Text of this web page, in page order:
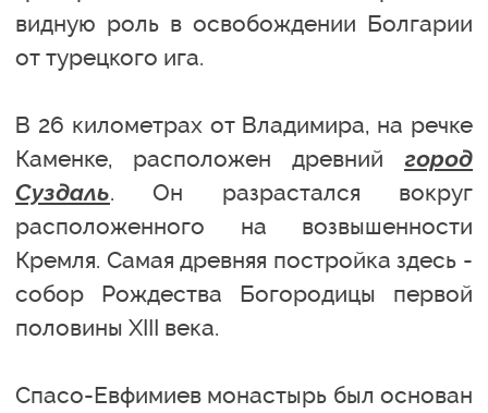
видную роль в освобождении Болгарии
от турецкого ига.
В 26 километрах от Владимира, на речке
Каменке, расположен древний город
Суздаль. Он разрастался вокруг
расположенного на возвышенности
Кремля. Самая древняя постройка здесь -
собор Рождества Богородицы первой
половины XIII века.
Спасо-Евфимиев монастырь был основан